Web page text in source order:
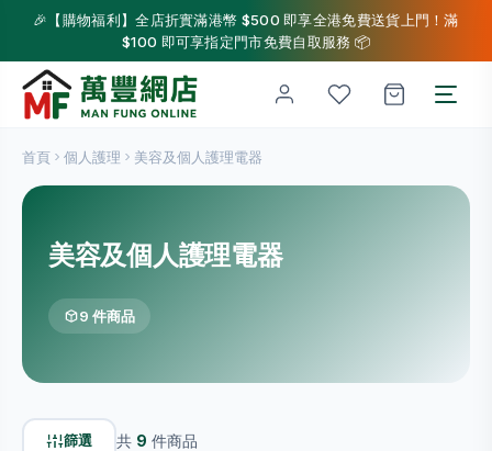
🎉【購物福利】全店折實滿港幣 $500 即享全港免費送貨上門！滿
$100 即可享指定門市免費自取服務 📦
首頁 個人護理 美容及個人護理電器
美容及個人護理電器
9 件商品
篩選 共 9 件商品